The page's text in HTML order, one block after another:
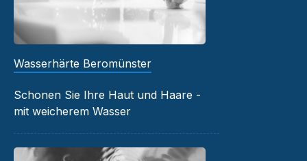
Wasserhärte Beromünster
Schonen Sie Ihre Haut und Haare -
mit weicherem Wasser